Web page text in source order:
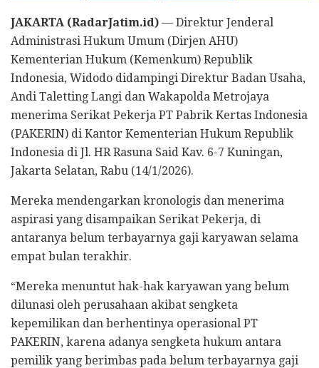
JAKARTA (RadarJatim.id) — Direktur Jenderal
Administrasi Hukum Umum (Dirjen AHU)
Kementerian Hukum (Kemenkum) Republik
Indonesia, Widodo didampingi Direktur Badan Usaha,
Andi Taletting Langi dan Wakapolda Metrojaya
menerima Serikat Pekerja PT Pabrik Kertas Indonesia
(PAKERIN) di Kantor Kementerian Hukum Republik
Indonesia di Jl. HR Rasuna Said Kav. 6-7 Kuningan,
Jakarta Selatan, Rabu (14/1/2026).
Mereka mendengarkan kronologis dan menerima
aspirasi yang disampaikan Serikat Pekerja, di
antaranya belum terbayarnya gaji karyawan selama
empat bulan terakhir.
“Mereka menuntut hak-hak karyawan yang belum
dilunasi oleh perusahaan akibat sengketa
kepemilikan dan berhentinya operasional PT
PAKERIN, karena adanya sengketa hukum antara
pemilik yang berimbas pada belum terbayarnya gaji